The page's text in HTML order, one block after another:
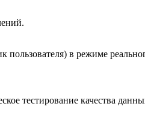
пользователя) в режиме
тестирование качества